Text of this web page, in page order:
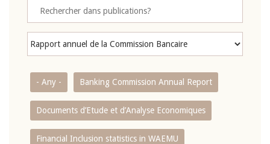
- Any - Banking Commission Annual Report
Documents d’Etude et d’Analyse Economiques
Financial Inclusion statistics in WAEMU